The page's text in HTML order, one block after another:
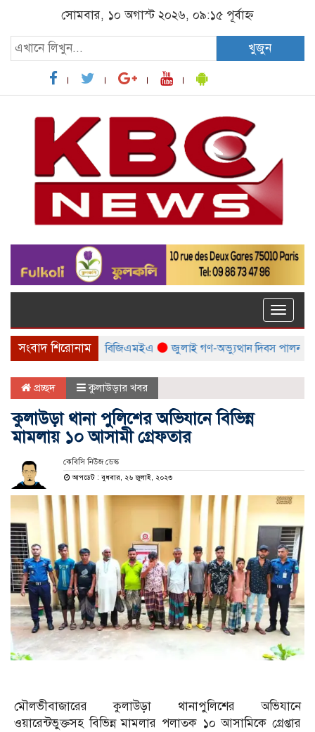
সোমবার, ১০ অগাস্ট ২০২৬, ০৯:১৫ পূর্বাহ্ন
খুজুন
Toggle
সংবাদ শিরোনাম
করবে বিটিএমএ ও বিজিএমইএ জুলাই গণ-অভ্যুত্থান দিবস পালন
প্রচ্ছদ কুলাউড়ার খবর
কুলাউড়া থানা পুলিশের অভিযানে বিভিন্ন
মামলায় ১০ আসামী গ্রেফতার
কেবিসি নিউজ ডেস্ক
আপডেট : বুধবার, ২৬ জুলাই, ২০২৩
মৌলভীবাজারের কুলাউড়া থানাপুলিশের অভিযানে
ওয়ারেন্টভুক্তসহ বিভিন্ন মামলার পলাতক ১০ আসামিকে গ্রেপ্তার